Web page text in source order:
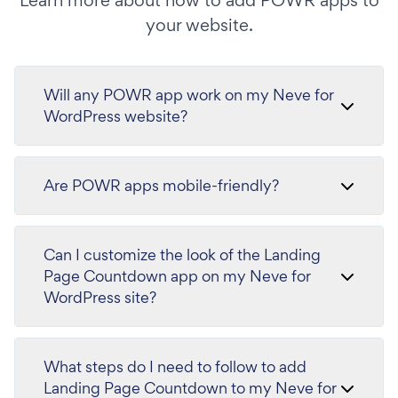
your website.
Will any POWR app work on my Neve for
WordPress website?
Are POWR apps mobile-friendly?
Can I customize the look of the Landing
Page Countdown app on my Neve for
WordPress site?
What steps do I need to follow to add
Landing Page Countdown to my Neve for